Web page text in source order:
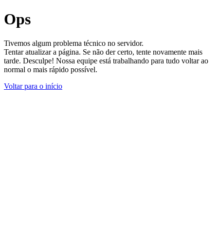
Ops
Tivemos algum problema técnico no servidor.
Tentar atualizar a página. Se não der certo, tente novamente mais
tarde. Desculpe! Nossa equipe está trabalhando para tudo voltar ao
normal o mais rápido possível.
Voltar para o início